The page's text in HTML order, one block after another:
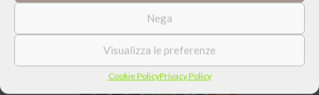
Nega
Visualizza le preferenze
Cookie PolicyPrivacy Policy
CONDIVIDI QUESTO EVENTO